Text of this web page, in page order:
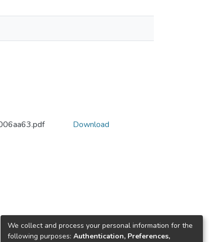
Download
We collect and process your personal information for the
following purposes: Authentication, Preferences,